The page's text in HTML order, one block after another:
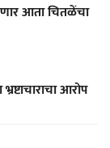
आता चितळेंचा
आरोप